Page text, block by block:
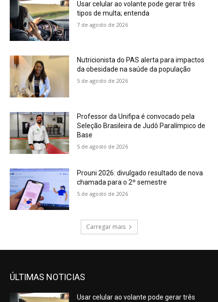
Usar celular ao volante pode gerar três
tipos de multa; entenda
7 de agosto de 2026
Nutricionista do PAS alerta para impactos
da obesidade na saúde da população
5 de agosto de 2026
Professor da Unifipa é convocado pela
Seleção Brasileira de Judô Paralímpico de
Base
5 de agosto de 2026
Prouni 2026: divulgado resultado de nova
chamada para o 2º semestre
5 de agosto de 2026
Carregar mais
ÚLTIMAS NOTICIAS
Usar celular ao volante pode gerar três